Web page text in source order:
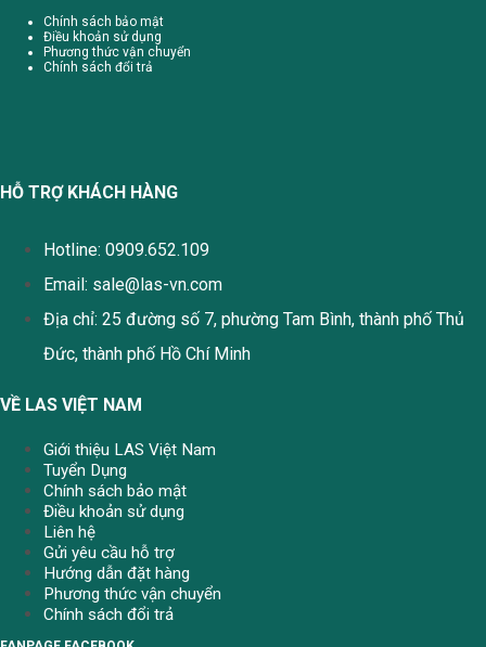
Chính sách bảo mật
Điều khoản sử dụng
Phương thức vận chuyển
Chính sách đổi trả
HỖ TRỢ KHÁCH HÀNG
Hotline: 0909.652.109
Email: sale@las-vn.com
Địa chỉ: 25 đường số 7, phường Tam Bình, thành phố Thủ
Đức, thành phố Hồ Chí Minh
VỀ LAS VIỆT NAM
Giới thiệu LAS Việt Nam
Tuyển Dụng
Chính sách bảo mật
Điều khoản sử dụng
Liên hệ
Gửi yêu cầu hỗ trợ
Hướng dẫn đặt hàng
Phương thức vận chuyển
Chính sách đổi trả